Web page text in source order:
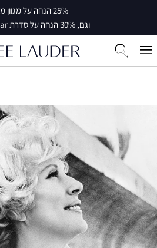
25% הנחה על מגוון מוצרים
וגם, 30% הנחה על סדרת Double Wear